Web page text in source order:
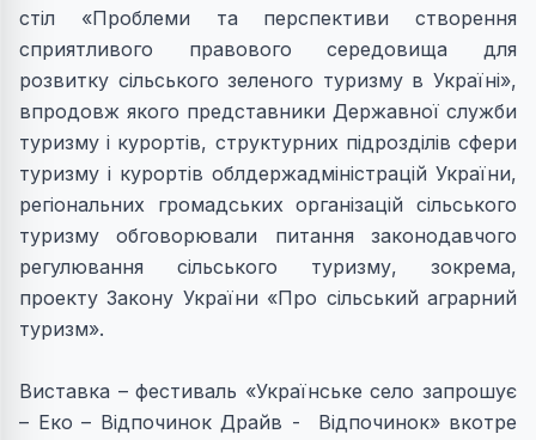
стіл «Проблеми та перспективи створення
сприятливого правового середовища для
розвитку сільського зеленого туризму в Україні»,
впродовж якого представники Державної служби
туризму і курортів, структурних підрозділів сфери
туризму і курортів облдержадміністрацій України,
регіональних громадських організацій сільського
туризму обговорювали питання законодавчого
регулювання сільського туризму, зокрема,
проекту Закону України «Про сільський аграрний
туризм».
Виставка – фестиваль «Українське село запрошує
– Еко – Відпочинок Драйв - Відпочинок» вкотре